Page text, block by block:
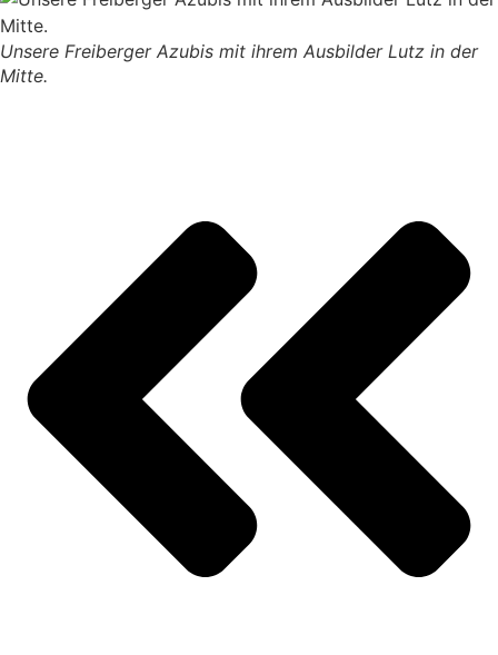
Unsere Freiberger Azubis mit ihrem Ausbilder Lutz in der
Mitte.